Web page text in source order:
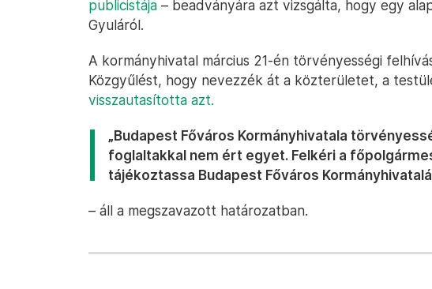
publicistája – beadványára azt vizsgálta, hogy egy
Gyuláról.
A kormányhivatal március 21-én törvényességi
Közgyűlést, hogy nevezzék át a közterületet, a
visszautasította azt.
„Budapest Főváros Kormányhivatala
foglaltakkal nem ért egyet. Felkéri a
tájékoztassa Budapest Főváros
– áll a megszavazott határozatban.